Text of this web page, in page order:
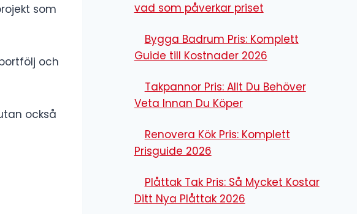
som
och
också
vad som påverkar priset
Bygga Badrum Pris: Komplett
Guide till Kostnader 2026
Takpannor Pris: Allt Du Behöver
Veta Innan Du Köper
Renovera Kök Pris: Komplett
Prisguide 2026
Plåttak Tak Pris: Så Mycket Kostar
Ditt Nya Plåttak 2026